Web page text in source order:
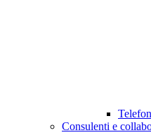
Consulenti e